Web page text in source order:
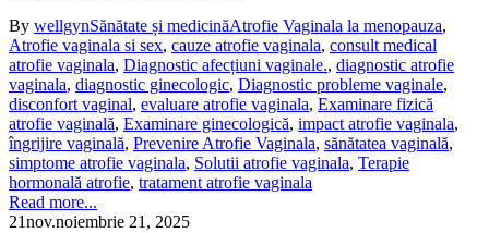
By wellgynSănătate și medicinăAtrofie Vaginala la menopauza,
Atrofie vaginala si sex, cauze atrofie vaginala, consult medical
atrofie vaginala, Diagnostic afecțiuni vaginale., diagnostic atrofie
vaginala, diagnostic ginecologic, Diagnostic probleme vaginale,
disconfort vaginal, evaluare atrofie vaginala, Examinare fizică
atrofie vaginală, Examinare ginecologică, impact atrofie vaginala,
îngrijire vaginală, Prevenire Atrofie Vaginala, sănătatea vaginală,
simptome atrofie vaginala, Solutii atrofie vaginala, Terapie
hormonală atrofie, tratament atrofie vaginala
Read more...
21nov.noiembrie 21, 2025